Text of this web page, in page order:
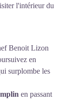
l'intérieur du
Benoit Lizon
en
surplombe les
en passant